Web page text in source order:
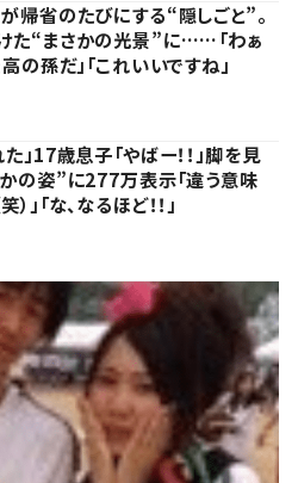
帰省のたびにする“隠しごと”。
た“まさかの光景”に……「わぁ
高の孫だ」「これいいですね」
」17歳息子「やばー！！」脚を見
の姿”に277万表示「違う意味
」「な、なるほど！！」